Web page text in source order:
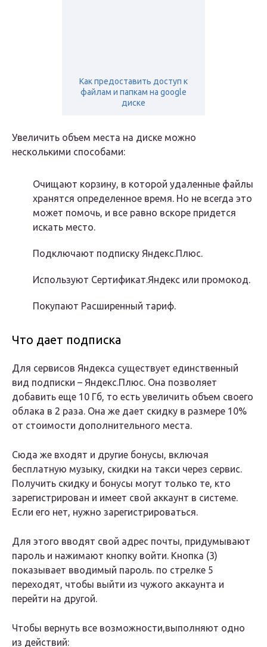
Как предоставить доступ к
файлам и папкам на google
диске
Увеличить объем места на диске можно
несколькими способами:
Очищают корзину, в которой удаленные файлы
хранятся определенное время. Но не всегда это
может помочь, и все равно вскоре придется
искать место.
Подключают подписку Яндекс.Плюс.
Используют Сертификат.Яндекс или промокод.
Покупают Расширенный тариф.
Что дает подписка
Для сервисов Яндекса существует единственный
вид подписки – Яндекс.Плюс. Она позволяет
добавить еще 10 Гб, то есть увеличить объем своего
облака в 2 раза. Она же дает скидку в размере 10%
от стоимости дополнительного места.
Сюда же входят и другие бонусы, включая
бесплатную музыку, скидки на такси через сервис.
Получить скидку и бонусы могут только те, кто
зарегистрирован и имеет свой аккаунт в системе.
Если его нет, нужно зарегистрироваться.
Для этого вводят свой адрес почты, придумывают
пароль и нажимают кнопку войти. Кнопка (3)
показывает вводимый пароль. по стрелке 5
переходят, чтобы выйти из чужого аккаунта и
перейти на другой.
Чтобы вернуть все возможности,выполняют одно
из действий: